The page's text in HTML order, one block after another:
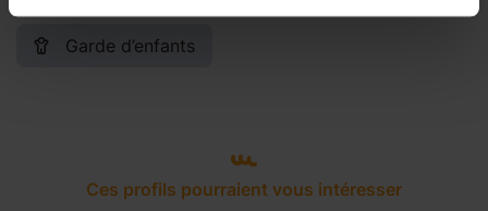
Garde d’enfants
Ces profils pourraient vous intéresser